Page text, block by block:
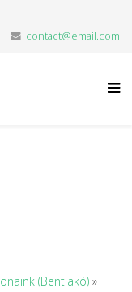
contact@email.com
(Bentlakó) »